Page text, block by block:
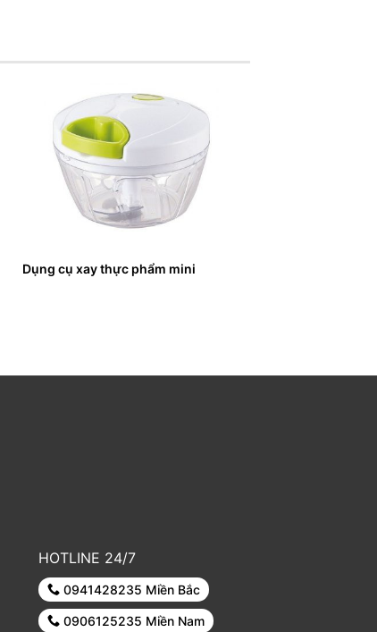
Dụng cụ xay thực phẩm mini
HOTLINE 24/7
0941428235 Miền Bắc
0906125235 Miền Nam